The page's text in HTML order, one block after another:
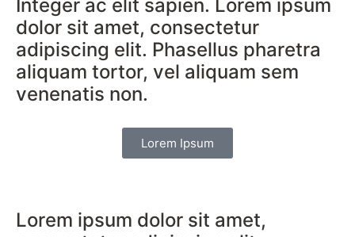
Integer ac elit sapien. Lorem ipsum
dolor sit amet, consectetur
adipiscing elit. Phasellus pharetra
aliquam tortor, vel aliquam sem
venenatis non.
Lorem Ipsum
Lorem ipsum dolor sit amet,